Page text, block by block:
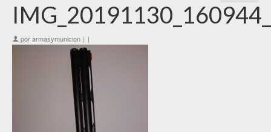
porarmasymunicion | |